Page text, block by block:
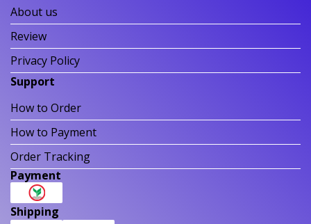
About us
Review
Privacy Policy
Support
How to Order
How to Payment
Order Tracking
Payment
Shipping